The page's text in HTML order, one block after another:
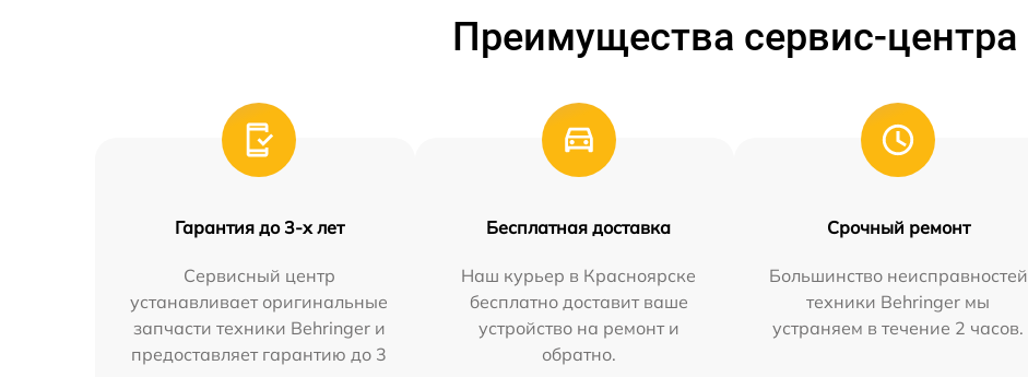
Преимущества сервис-центра
Гарантия до 3-х лет
Сервисный центр
устанавливает оригинальные
запчасти техники Behringer и
предоставляет гарантию до 3
Бесплатная доставка
Наш курьер в Красноярске
бесплатно доставит ваше
устройство на ремонт и
обратно.
Срочный ремонт
Большинство неисправностей
техники Behringer мы
устраняем в течение 2 часов.